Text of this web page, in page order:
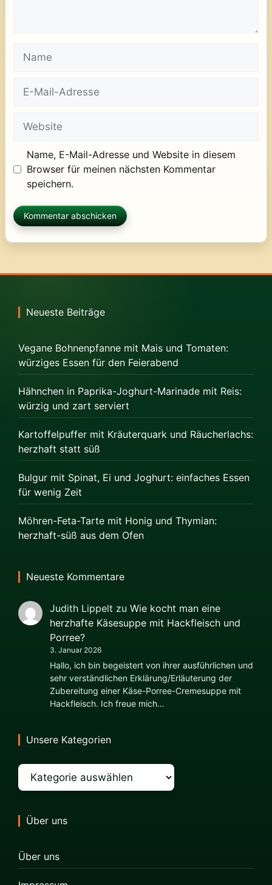
Name
Mail-
Website
Name, E-Mail-Adresse und Website in diesem
Browser für meinen nächsten Kommentar
speichern.
Neueste Beiträge
Vegane Bohnenpfanne mit Mais und Tomaten:
würziges Essen für den Feierabend
Hähnchen in Paprika-Joghurt-Marinade mit Reis:
würzig und zart serviert
Kartoffelpuffer mit Kräuterquark und Räucherlachs:
herzhaft statt süß
Bulgur mit Spinat, Ei und Joghurt: einfaches Essen
für wenig Zeit
Möhren-Feta-Tarte mit Honig und Thymian:
herzhaft-süß aus dem Ofen
Neueste Kommentare
Judith Lippelt zu Wie kocht man eine
herzhafte Käsesuppe mit Hackfleisch und
Porree?
3. Januar 2026
Hallo, ich bin begeistert von ihrer ausführlichen und
sehr verständlichen Erklärung/Erläuterung der
Zubereitung einer Käse-Porree-Cremesuppe mit
Hackfleisch. Ich freue mich…
Unsere Kategorien
Kategorien
Über uns
Über uns